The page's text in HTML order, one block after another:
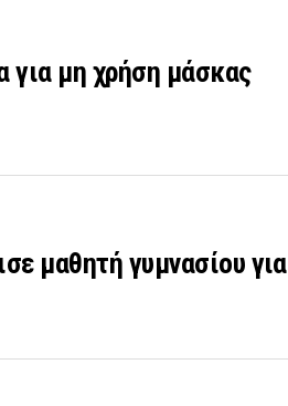
για μη χρήση μάσκας
μαθητή γυμνασίου